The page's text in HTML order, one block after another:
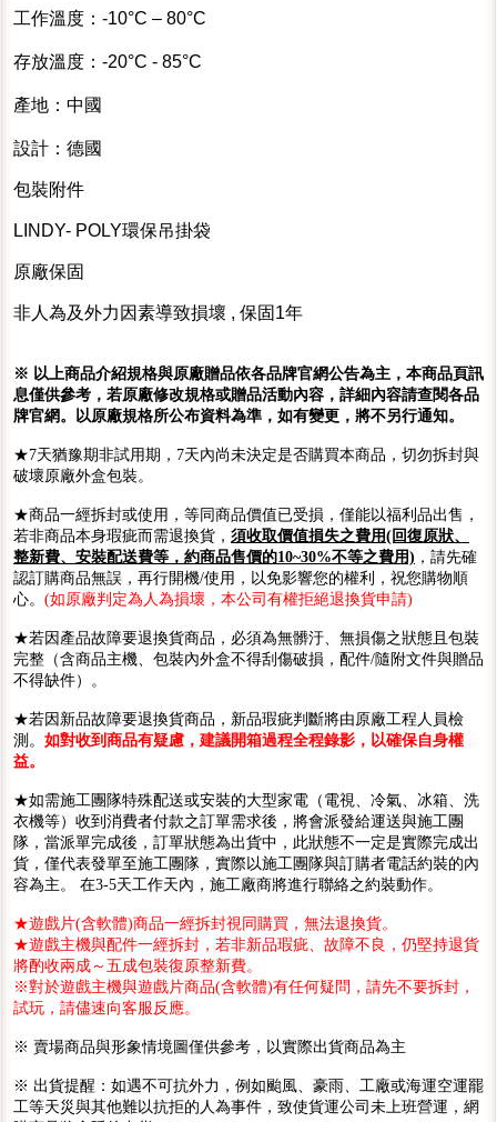
工作溫度：-10°C – 80°C
存放溫度：-20°C - 85°C
產地：中國
設計：德國
包裝附件
LINDY- POLY環保吊掛袋
原廠保固
非人為及外力因素導致損壞 , 保固1年
※ 以上商品介紹規格與原廠贈品依各品牌官網公告為主，本商品頁訊
息僅供參考，若原廠修改規格或贈品活動內容，詳細內容請查閱各品
牌官網。以原廠規格所公布資料為準，如有變更，將不另行通知。
★7天猶豫期非試用期，7天內尚未決定是否購買本商品，切勿拆封與
破壞原廠外盒包裝。
★商品一經拆封或使用，等同商品價值已受損，僅能以福利品出售，
若非商品本身瑕疵而需退換貨， 須收取價值損失之費用(回復原狀、
整新費、安裝配送費等，約商品售價的10~30%不等之費用) ，請先確
認訂購商品無誤，再行開機/使用，以免影響您的權利，祝您購物順
心。 (如原廠判定為人為損壞，本公司有權拒絕退換貨申請)
★若因產品故障要退換貨商品，必須為無髒汙、無損傷之狀態且包裝
完整（含商品主機、包裝內外盒不得刮傷破損，配件/隨附文件與贈品
不得缺件）。
★若因新品故障要退換貨商品，新品瑕疵判斷將由原廠工程人員檢
測。 如對收到商品有疑慮，建議開箱過程全程錄影，以確保自身權
益。
★如需施工團隊特殊配送或安裝的大型家電（電視、冷氣、冰箱、洗
衣機等）收到消費者付款之訂單需求後，將會派發給運送與施工團
隊，當派單完成後，訂單狀態為出貨中，此狀態不一定是實際完成出
貨，僅代表發單至施工團隊，實際以施工團隊與訂購者電話約裝的內
容為主。 在3-5天工作天內，施工廠商將進行聯絡之約裝動作。
★遊戲片(含軟體)商品一經拆封視同購買，無法退換貨。
★遊戲主機與配件一經拆封，若非新品瑕疵、故障不良，仍堅持退貨
將酌收兩成～五成包裝復原整新費。
※對於遊戲主機與遊戲片商品(含軟體)有任何疑問，請先不要拆封，
試玩，請儘速向客服反應。
※ 賣場商品與形象情境圖僅供參考，以實際出貨商品為主
※ 出貨提醒：如遇不可抗外力，例如颱風、豪雨、工廠或海運空運罷
工等天災與其他難以抗拒的人為事件，致使貨運公司未上班營運，網